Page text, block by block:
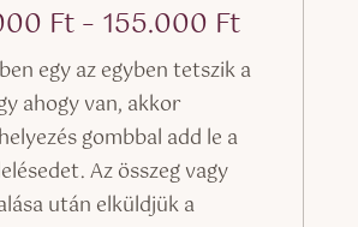
Ft– 155.000 Ft
145.000
-
egy az egyben tetszik a
ahogy van, akkor
gombbal add le a
Az összeg vagy
után elküldjük a